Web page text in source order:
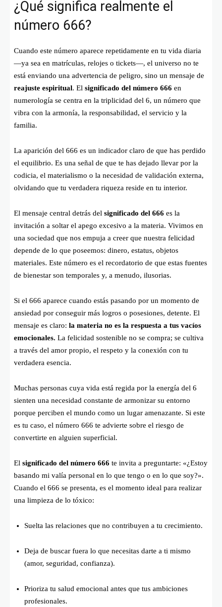
¿Qué significa realmente el
número 666?
Cuando este número aparece repetidamente en tu vida diaria
—ya sea en matrículas, relojes o tickets—, el universo no te
está enviando una advertencia de peligro, sino un mensaje de
reajuste espiritual. El significado del número 666 en
numerología se centra en la triplicidad del 6, un número que
vibra con la armonía, la responsabilidad, el servicio y la
familia.
La aparición del 666 es un indicador claro de que has perdido
el equilibrio. Es una señal de que te has dejado llevar por la
codicia, el materialismo o la necesidad de validación externa,
olvidando que tu verdadera riqueza reside en tu interior.
El mensaje central detrás del significado del 666 es la
invitación a soltar el apego excesivo a la materia. Vivimos en
una sociedad que nos empuja a creer que nuestra felicidad
depende de lo que poseemos: dinero, estatus, objetos
materiales. Este número es el recordatorio de que estas fuentes
de bienestar son temporales y, a menudo, ilusorias.
Si el 666 aparece cuando estás pasando por un momento de
ansiedad por conseguir más logros o posesiones, detente. El
mensaje es claro: la materia no es la respuesta a tus vacíos
emocionales. La felicidad sostenible no se compra; se cultiva
a través del amor propio, el respeto y la conexión con tu
verdadera esencia.
Muchas personas cuya vida está regida por la energía del 6
sienten una necesidad constante de armonizar su entorno
porque perciben el mundo como un lugar amenazante. Si este
es tu caso, el número 666 te advierte sobre el riesgo de
convertirte en alguien superficial.
El significado del número 666 te invita a preguntarte: «¿Estoy
basando mi valía personal en lo que tengo o en lo que soy?».
Cuando el 666 se presenta, es el momento ideal para realizar
una limpieza de lo tóxico:
Suelta las relaciones que no contribuyen a tu crecimiento.
Deja de buscar fuera lo que necesitas darte a ti mismo
(amor, seguridad, confianza).
Prioriza tu salud emocional antes que tus ambiciones
profesionales.